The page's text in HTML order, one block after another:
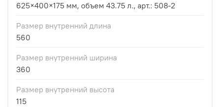
625×400×175 мм, объем 43.75 л., арт.: 508-2
Размер внутренний длина
560
Размер внутренний ширина
360
Размер внутренний высота
115